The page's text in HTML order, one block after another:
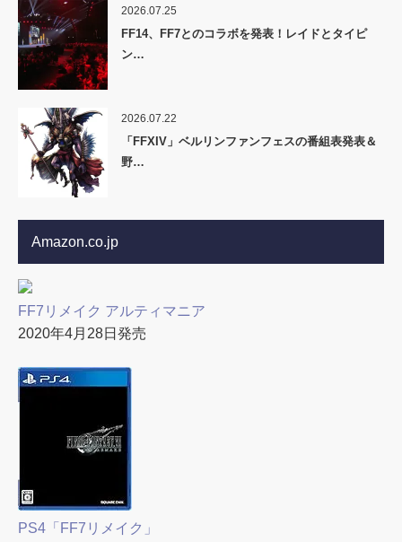
2026.07.25
FF14、FF7とのコラボを発表！レイドとタイピ
ン…
2026.07.22
「FFXIV」ベルリンファンフェスの番組表発表＆
野…
Amazon.co.jp
FF7リメイク アルティマニア
2020年4月28日発売
PS4「FF7リメイク」